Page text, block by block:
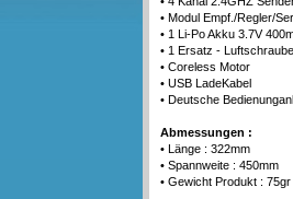
• Modul Empf./Regler/
• 1 Li-Po Akku 3.7V
• 1 Ersatz - Luftschraube
• Coreless Motor
• USB LadeKabel
• Deutsche
Abmessungen :
• Länge : 322mm
• Spannweite : 450mm
• Gewicht Produkt : 75gr